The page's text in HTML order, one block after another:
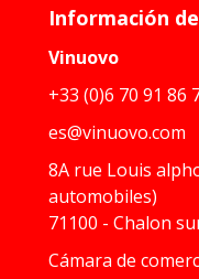
Información
Vinuovo
+33 (0)6 70 91 86
es@vinuovo.com
8A rue Louis
automobiles)
71100 - Chalon
Cámara de